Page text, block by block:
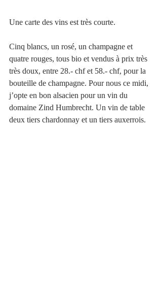
Une carte des vins est très courte.
Cinq blancs, un rosé, un champagne et
quatre rouges, tous bio et vendus à prix très
très doux, entre 28.- chf et 58.- chf, pour la
bouteille de champagne. Pour nous ce midi,
j’opte en bon alsacien pour un vin du
domaine Zind Humbrecht. Un vin de table
deux tiers chardonnay et un tiers auxerrois.